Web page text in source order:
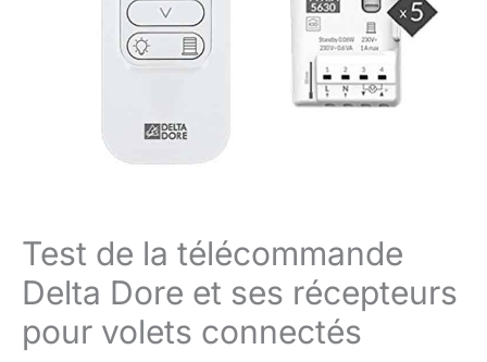
Test de la télécommande
Delta Dore et ses récepteurs
pour volets connectés